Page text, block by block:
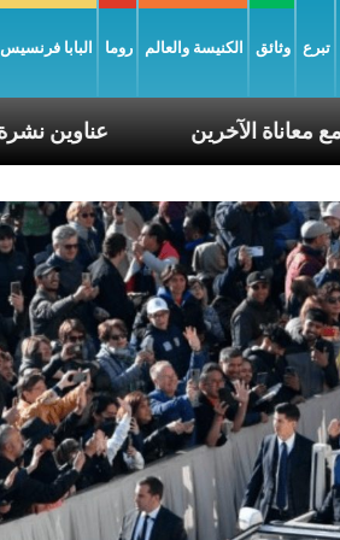
البابا فرنسيس روما الكنيسة والعالم وثائق تبرع
يبدأ بالتعاطف مع معاناة الآخرين